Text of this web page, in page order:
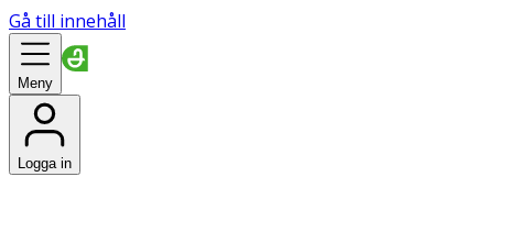
Gå till innehåll
Meny
Logga in